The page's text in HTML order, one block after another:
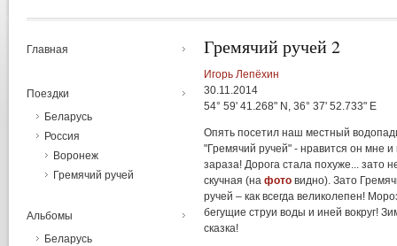
Гремячий ручей 2
Игорь Лепёхин
30.11.2014
54° 59' 41.268" N, 36° 37' 52.733" E
Опять посетил наш местный
"Гремячий ручей" - нравится он мне и
зараза! Дорога стала похуже... зато
скучная (на фото видно). Зато
ручей – как всегда великолепен!
бегущие струи воды и иней вокруг!
сказка!
Главная
Поездки
Беларусь
Россия
Воронеж
Гремячий ручей
Альбомы
Беларусь